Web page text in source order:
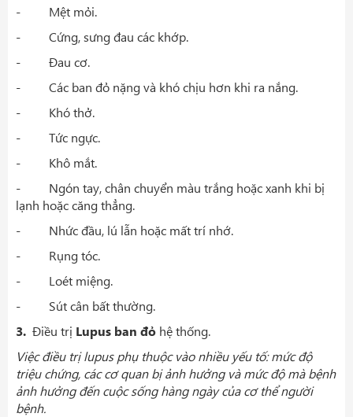
- Mệt mỏi.
- Cứng, sưng đau các khớp.
- Đau cơ.
- Các ban đỏ nặng và khó chịu hơn khi ra nắng.
- Khó thở.
- Tức ngực.
- Khô mắt.
- Ngón tay, chân chuyển màu trắng hoặc xanh khi bị
lạnh hoặc căng thẳng.
- Nhức đầu, lú lẫn hoặc mất trí nhớ.
- Rụng tóc.
- Loét miệng.
- Sút cân bất thường.
3. Điều trị Lupus ban đỏ hệ thống.
Việc điều trị lupus phụ thuộc vào nhiều yếu tố: mức độ
triệu chứng, các cơ quan bị ảnh hưởng và mức độ mà bệnh
ảnh hưởng đến cuộc sống hàng ngày của cơ thể người
bệnh.